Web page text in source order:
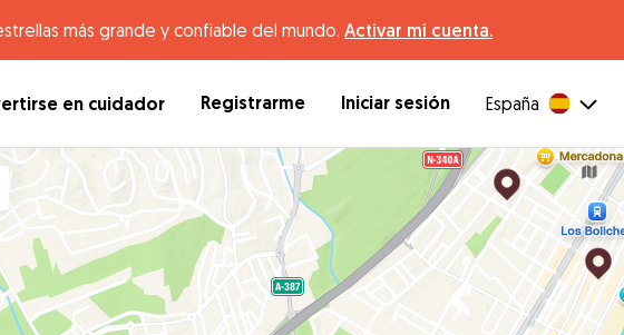
más grande y confiable del mundo. Activar mi cuenta.
en cuidador Registrarme Iniciar sesión España